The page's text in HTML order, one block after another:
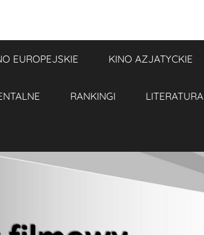
EUROPEJSKIE KINO AZJATYCKIE
RANKINGI LITERATURA